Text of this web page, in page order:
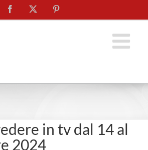
Facebook
in tv dal 14 al
2024